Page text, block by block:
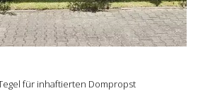
für inhaftierten Dompropst